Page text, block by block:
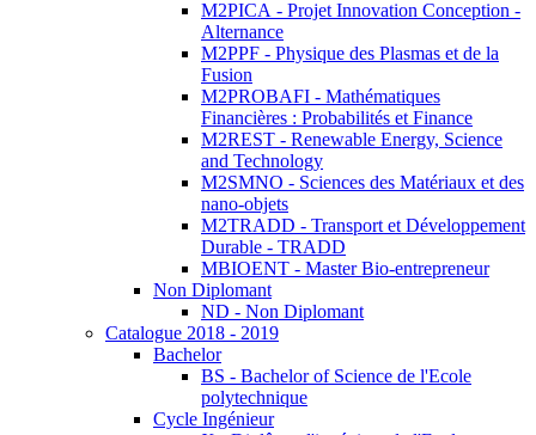
M2PICA - Projet Innovation Conception -
Alternance
M2PPF - Physique des Plasmas et de la
Fusion
M2PROBAFI - Mathématiques
Financières : Probabilités et Finance
M2REST - Renewable Energy, Science
and Technology
M2SMNO - Sciences des Matériaux et des
nano-objets
M2TRADD - Transport et Développement
Durable - TRADD
MBIOENT - Master Bio-entrepreneur
Non Diplomant
ND - Non Diplomant
Catalogue 2018 - 2019
Bachelor
BS - Bachelor of Science de l'Ecole
polytechnique
Cycle Ingénieur